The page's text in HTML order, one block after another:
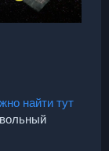
найти тут